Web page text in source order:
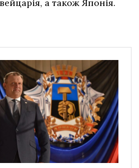
а також Японія.